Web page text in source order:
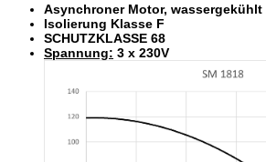
Asynchroner Motor, wassergekühlt
Isolierung Klasse F
SCHUTZKLASSE 68
Spannung: 3 x 230V